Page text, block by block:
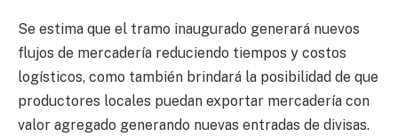
Se estima que el tramo inaugurado generará nuevos
flujos de mercadería reduciendo tiempos y costos
logísticos, como también brindará la posibilidad de que
productores locales puedan exportar mercadería con
valor agregado generando nuevas entradas de divisas.